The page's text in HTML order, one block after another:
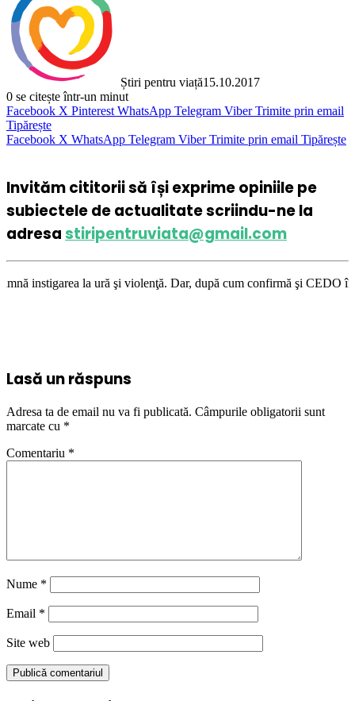
Știri pentru viață15.10.2017
0 se citește într-un minut
Facebook X Pinterest WhatsApp Telegram Viber Trimite prin email
Tipărește
Facebook X WhatsApp Telegram Viber Trimite prin email Tipărește
Invităm cititorii să își exprime opiniile pe
subiectele de actualitate scriindu-ne la
adresastiripentruviata@gmail.com
ură şi violenţă. Dar, după cum confirmă şi CEDO în cazul
Lasă un răspuns
Adresa ta de email nu va fi publicată. Câmpurile obligatorii sunt
marcate cu *
Comentariu *
Nume *
Email *
Site web